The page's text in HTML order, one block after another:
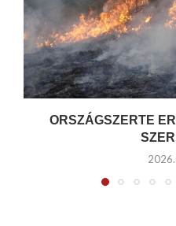
ORSZÁGSZERTE